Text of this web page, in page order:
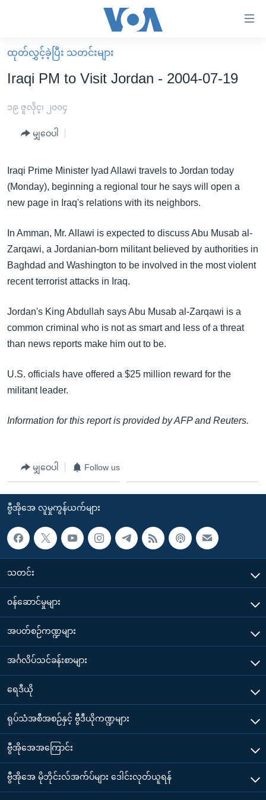
လွယ်ကူ
စေ
Link
များ
အကြောင်းအရာ
သို့
ကျော်
ရန်
ပင်မ
အ
ညွန်း
သို့
ကျော်
ကြည့်
နေရာ
မူလစာမျက်နှာ
မြန်မာ
ကမ္ဘာ့သတင်းများ
နိုင်ငံတကာ
တရုတ်
အစ္စရေး-ပါလက်စတိုင်း
ရပ်ဝန်းတခု လမ်းတခု အလွန်
အင်္ဂလိပ်စာလေ့လာမယ်
မကြေးမုံရဲ့ အင်္ဂလိပ်စာ
ရုပ်ရှင်ထဲက အင်္ဂလိပ်စာ
သုတပဒေသာ အင်္ဂလိပ်စာ
ရေဒီယို
တီဗွီ
ရေဒီယိုနှင့်ရုပ်သံ အချက်အလက်များ
ရေဒီယို/တီဗွီအစီအစဉ်
Learning English
ဗွီအိုအေ လူမှုကွန်ယက်များ
ဘာသာစကားများ
ထုတ်လွှင့်ခဲ့ပြီး သတင်းများ
Iraqi PM to Visit Jordan - 2004-07-19
၁၉ ဇူလိုင္၊ ၂၀၀၄
မျှဝေပါ
Iraqi Prime Minister Iyad Allawi travels to Jordan today
(Monday), beginning a regional tour he says will open a
new page in Iraq's relations with its neighbors.
In Amman, Mr. Allawi is expected to discuss Abu Musab al-
Zarqawi, a Jordanian-born militant believed by authorities in
Baghdad and Washington to be involved in the most violent
recent terrorist attacks in Iraq.
Jordan's King Abdullah says Abu Musab al-Zarqawi is a
common criminal who is not as smart and less of a threat
than news reports make him out to be.
U.S. officials have offered a $25 million reward for the
militant leader.
Information for this report is provided by AFP and Reuters.
မျှဝေပါ Follow us
ဗွီအိုအေ လူမှုကွန်ယက်များ
သတင်း
၀န်ဆောင်မှုများ
အပတ်စဉ်ကဏ္ဍများ
အင်္ဂလိပ်သင်ခန်းစာများ
ရေဒီယို
ရုပ်သံအစီအစဉ်နှင့် ဗွီဒီယိုကဏ္ဍများ
ဗွီအိုအေအကြောင်း
ဗွီအိုအေ မိုဘိုင်းလ်အက်ပ်များ ဒေါင်းလုတ်ယူရန်